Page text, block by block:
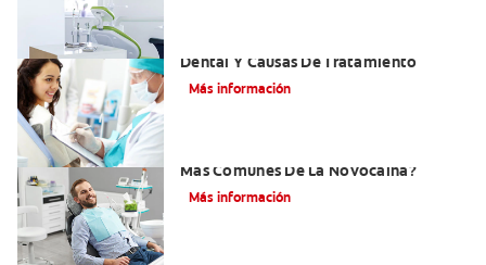
Dental Y Causas De Tratamiento
Más información
Más Comunes De La Novocaína?
Más información